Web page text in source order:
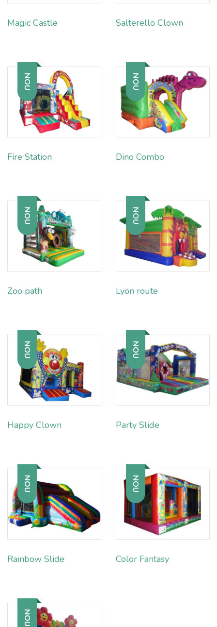
Magic Castle Salterello Clown
NOU
Fire Station
NOU
Dino Combo
NOU
Zoo path
NOU
Lyon route
NOU
Happy Clown
NOU
Party Slide
NOU
Rainbow Slide
NOU
Color Fantasy
NOU